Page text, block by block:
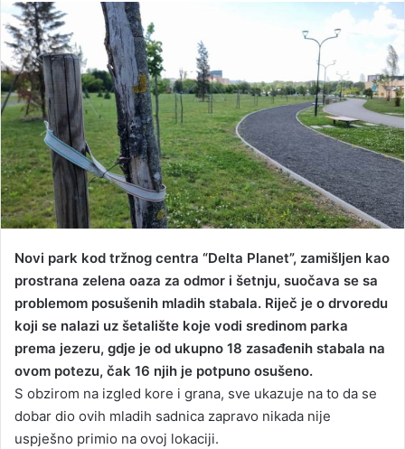
n
d
a
n
e
m
a
i
l
Novi park kod tržnog centra “Delta Planet”, zamišljen kao
prostrana zelena oaza za odmor i šetnju, suočava se sa
problemom posušenih mladih stabala. Riječ je o drvoredu
koji se nalazi uz šetalište koje vodi sredinom parka
prema jezeru, gdje je od ukupno 18 zasađenih stabala na
ovom potezu, čak 16 njih je potpuno osušeno.
S obzirom na izgled kore i grana, sve ukazuje na to da se
dobar dio ovih mladih sadnica zapravo nikada nije
uspješno primio na ovoj lokaciji.